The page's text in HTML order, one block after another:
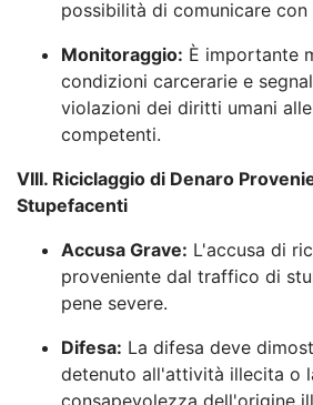
possibilità di comunicare con
Monitoraggio: È importante
condizioni carcerarie e
violazioni dei diritti umani
competenti.
VIII. Riciclaggio di Denaro
Stupefacenti
Accusa Grave: L'accusa di
proveniente dal traffico di
pene severe.
Difesa: La difesa deve
detenuto all'attività illecita o
consapevolezza dell'origine